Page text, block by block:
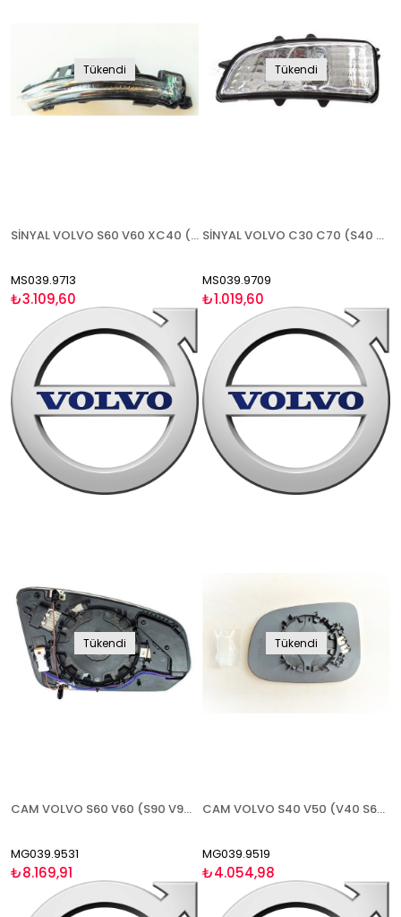
Tükendi
SİNYAL VOLVO S60 V60 XC40 (S90 V90 2017-) 2019- SAĞ
MS039.9713
₺3.109,60
Tükendi
SİNYAL VOLVO C30 C70 (S40 V50 2008-2012)(S60 2007-2009)(S80 2007-2011)(V70 2007-2011)(V40 2012-) AMPULLÜ TİP SAĞ
MS039.9709
₺1.019,60
Tükendi
CAM VOLVO S60 V60 (S90 V90 2017-) 2019- ISITMALI BLİS SAĞ
MG039.9531
₺8.169,91
Tükendi
CAM VOLVO S40 V50 (V40 S60 S80 2012-)(C30 2011-2013 HB)(C70 2010-2016) 2009- ISITMALI ASFERİK SAĞ
MG039.9519
₺4.054,98